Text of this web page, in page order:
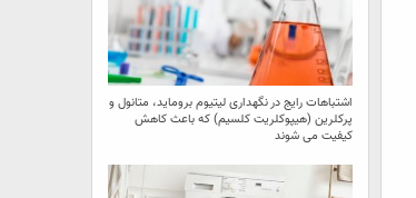
اشتباهات رایج در نگهداری لیتیوم بروماید، متانول و
پرکلرین (هیپوکلریت کلسیم) که باعث کاهش
کیفیت می‌ شوند